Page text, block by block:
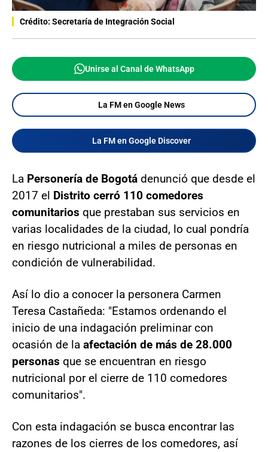
Crédito: Secretaría de Integración Social
Unirse al Canal de WhatsApp
La FM en Google News
La FM en Google Discover
La Personería de Bogotá denunció que desde el
2017 el Distrito cerró 110 comedores
comunitarios que prestaban sus servicios en
varias localidades de la ciudad, lo cual pondría
en riesgo nutricional a miles de personas en
condición de vulnerabilidad.
Así lo dio a conocer la personera Carmen
Teresa Castañeda: "Estamos ordenando el
inicio de una indagación preliminar con
ocasión de la afectación de más de 28.000
personas que se encuentran en riesgo
nutricional por el cierre de 110 comedores
comunitarios".
Con esta indagación se busca encontrar las
razones de los cierres de los comedores, así